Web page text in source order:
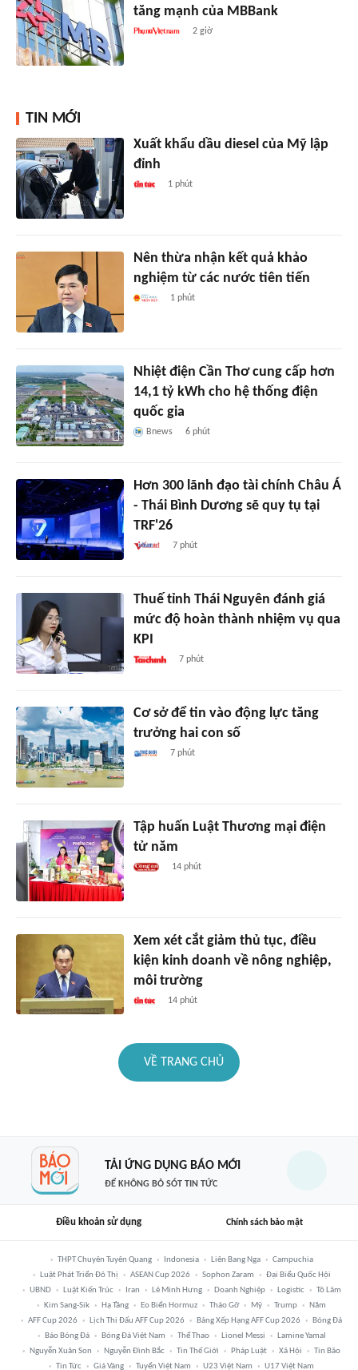
tăng mạnh của MBBank
2 giờ
TIN MỚI
Xuất khẩu dầu diesel của Mỹ lập
đỉnh
1 phút
Nên thừa nhận kết quả khảo
nghiệm từ các nước tiên tiến
1 phút
Nhiệt điện Cần Thơ cung cấp hơn
14,1 tỷ kWh cho hệ thống điện
quốc gia
Bnews 6 phút
Hơn 300 lãnh đạo tài chính Châu Á
- Thái Bình Dương sẽ quy tụ tại
TRF'26
7 phút
Thuế tỉnh Thái Nguyên đánh giá
mức độ hoàn thành nhiệm vụ qua
KPI
7 phút
Cơ sở để tin vào động lực tăng
trưởng hai con số
7 phút
Tập huấn Luật Thương mại điện
tử năm
14 phút
Xem xét cắt giảm thủ tục, điều
kiện kinh doanh về nông nghiệp,
môi trường
14 phút
VỀ TRANG CHỦ
TẢI ỨNG DỤNG BÁO MỚI
ĐỂ KHÔNG BỎ SÓT TIN TỨC
Điều khoản sử dụng Chính sách bảo mật
THPT Chuyên Tuyên Quang Indonesia Liên Bang Nga
Campuchia
Luật Phát Triển Đô Thị
ASEAN Cup 2026 Sophon Zaram
Đại Biểu Quốc Hội
UBND
Luật Kiến Trúc Iran Lê Minh Hưng Doanh Nghiệp Logistic
Tô Lâm
Kim Sang-Sik
Hạ Tầng Eo Biển Hormuz Tháo Gỡ Mỹ Trump
Năm
AFF Cup 2026
Lịch Thi Đấu AFF Cup 2026 Bảng Xếp Hạng AFF Cup 2026
Bóng Đá
Báo Bóng Đá
Bóng Đá Việt Nam Thể Thao Lionel Messi
Lamine Yamal
Nguyễn Xuân Son
Nguyễn Đình Bắc Tin Thế Giới Pháp Luật Xã Hội
Tin Bão
Tin Tức
Giá Vàng Tuyển Việt Nam U23 Việt Nam U17 Việt Nam